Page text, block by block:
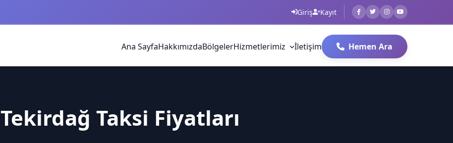
Giriş Kayıt
Ana SayfaHakkımızdaBölgelerHizmetlerimiz İletişim Hemen Ara
Tekirdağ Taksi Fiyatları